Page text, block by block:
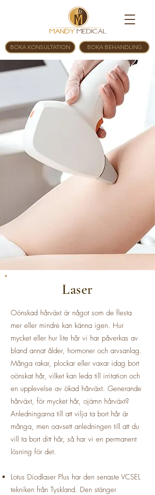
BOKA KONSULTATION BOKA BEHANDLING
Laser
Oönskad hårväxt är något som de flesta
mer eller mindre kan känna igen. Hur
mycket eller hur lite hår vi har påverkas av
bland annat ålder, hormoner och arvsanlag.
Många rakar, plockar eller vaxar idag bort
oönskat hår, vilket kan leda till irritation och
en upplevelse av ökad hårväxt. Generande
hårväxt, för mycket hår, ojämn hårväxt?
Anledningarna till att vilja ta bort hår är
många, men oavsett anledningen till att du
vill ta bort ditt hår, så har vi en permanent
lösning för det.
Lotus Diodlaser Plus har den senaste VCSEL
tekniken från Tyskland. Den stänger